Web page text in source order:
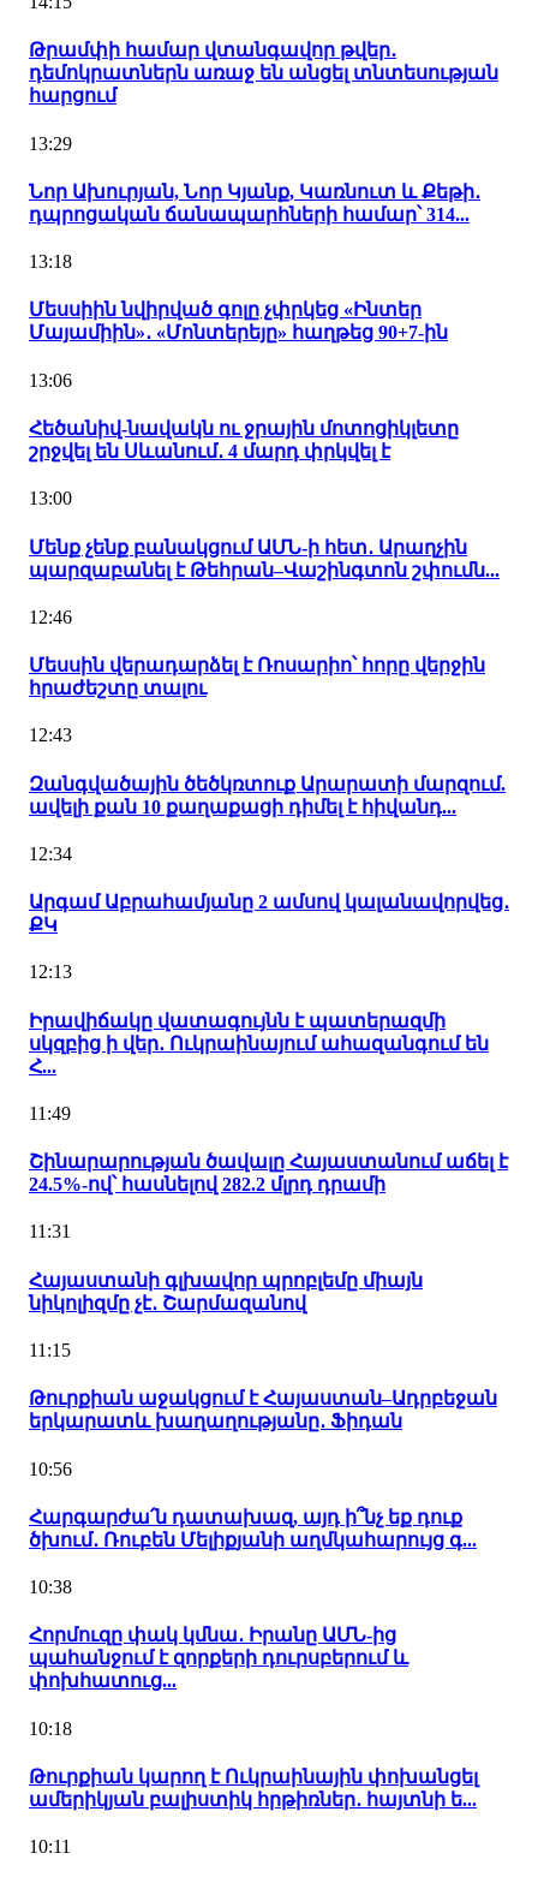
Թրամփի համար վտանգավոր թվեր․
դեմոկրատներն առաջ են անցել տնտեսության
հարցում
13:29
Նոր Ախուրյան, Նոր Կյանք, Կառնուտ և Քեթի․
դպրոցական ճանապարհների համար՝ 314...
13:18
Մեսսիին նվիրված գոլը չփրկեց «Ինտեր
Մայամիին»․ «Մոնտերեյը» հաղթեց 90+7-ին
13:06
Հեծանիվ-նավակն ու ջրային մոտոցիկլետը
շրջվել են Սևանում․ 4 մարդ փրկվել է
13:00
Մենք չենք բանակցում ԱՄՆ-ի հետ․ Արաղչին
պարզաբանել է Թեհրան–Վաշինգտոն շփումն...
12:46
Մեսսին վերադարձել է Ռոսարիո՝ հորը վերջին
հրաժեշտը տալու
12:43
Զանգվածային ծեծկռտուք Արարատի մարզում.
ավելի քան 10 քաղաքացի դիմել է հիվանդ...
12:34
Արգամ Աբրահամյանը 2 ամսով կալանավորվեց․
ՔԿ
12:13
Իրավիճակը վատագույնն է պատերազմի
սկզբից ի վեր․ Ուկրաինայում ահազանգում են
Հ...
11:49
Շինարարության ծավալը Հայաստանում աճել է
24.5%-ով՝ հասնելով 282.2 մլրդ դրամի
11:31
Հայաստանի գլխավոր պրոբլեմը միայն
նիկոլիզմը չէ․ Շարմազանով
11:15
Թուրքիան աջակցում է Հայաստան–Ադրբեջան
երկարատև խաղաղությանը․ Ֆիդան
10:56
Հարգարժա՛ն դատախազ, այդ ի՞նչ եք դուք
ծխում․ Ռուբեն Մելիքյանի աղմկահարույց գ...
10:38
Հորմուզը փակ կմնա․ Իրանը ԱՄՆ-ից
պահանջում է զորքերի դուրսբերում և
փոխհատուց...
10:18
Թուրքիան կարող է Ուկրաինային փոխանցել
ամերիկյան բալիստիկ հրթիռներ․ հայտնի ե...
10:11